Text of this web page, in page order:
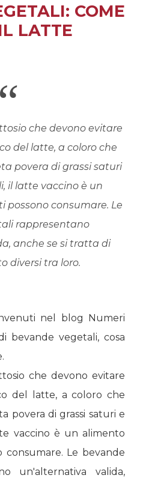
COME
LATTE
“
che devono evitare
del latte, a coloro che
povera di grassi saturi
il latte vaccino è un
consumare. Le
rappresentano
anche se si tratta di
diversi tra loro.
nel blog Numeri
bevande vegetali, cosa
che devono evitare
del latte, a coloro che
povera di grassi saturi e
vaccino è un alimento
Le bevande
un'alternativa valida,